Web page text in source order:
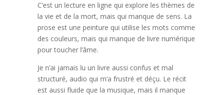
C’est un lecture en ligne qui explore les thèmes de
la vie et de la mort, mais qui manque de sens. La
prose est une peinture qui utilise les mots comme
des couleurs, mais qui manque de livre numérique
pour toucher l’âme.
Je n’ai jamais lu un livre aussi confus et mal
structuré, audio qui m’a frustré et déçu. Le récit
est aussi fluide que la musique, mais il manque